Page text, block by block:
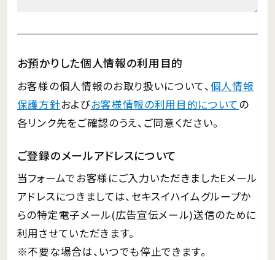
お預かりした個人情報の利用目的
お客様の個人情報のお取り扱いについて、 個人情報
保護方針およびお客様情報の利用目的についての
各リンク先をご確認のうえ、ご同意ください。
ご登録のメールアドレスについて
当フォームでお客様にご入力いただきましたEメール
アドレスにつきましては、セキスイハイムグループか
らの特定電子メール(広告宣伝メール)送信のために
利用させていただきます。
※不要な場合は、いつでも停止できます。